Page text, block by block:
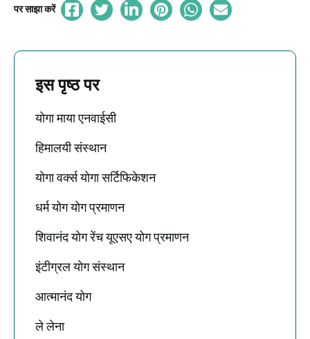
पर साझा करें
इस पृष्ठ पर
योगा माया एनवाईसी
हिमालयी संस्थान
योगा वर्क्स योगा सर्टिफिकेशन
धर्म योग योग प्रमाणन
शिवानंद योग रेंच यूएसए योग प्रमाणन
इंटीग्रल योग संस्थान
आत्मानंद योग
ले लेना